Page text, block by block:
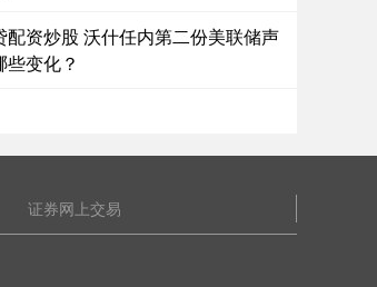
配资炒股 沃什任内第二份美联储声
些变化？
证券网上交易